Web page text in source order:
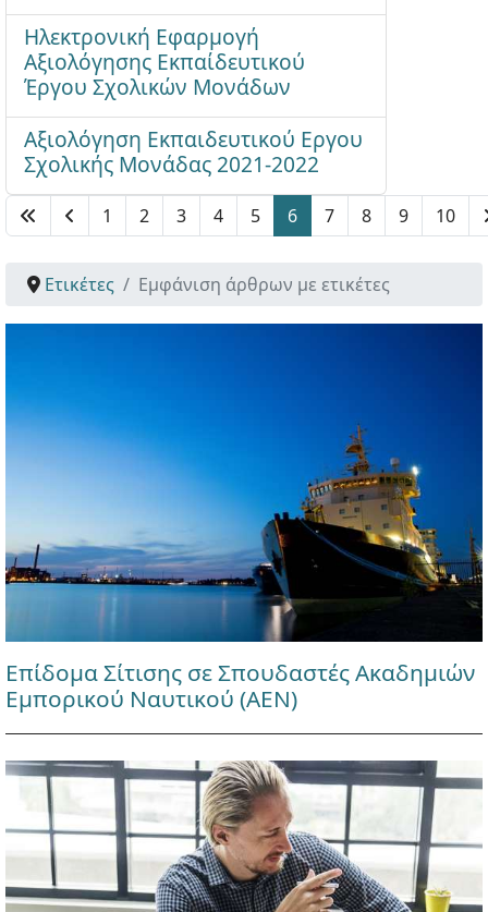
Ηλεκτρονική Εφαρμογή
Αξιολόγησης Εκπαίδευτικού
Έργου Σχολικών Μονάδων
Αξιολόγηση Εκπαιδευτικού Εργου
Σχολικής Μονάδας 2021-2022
Σελίδα 6 από 10
1 2 3 4 5 6 7 8 9 10
Ετικέτες Εμφάνιση άρθρων με ετικέτες
Επίδομα Σίτισης σε Σπουδαστές Ακαδημιών
Εμπορικού Ναυτικού (ΑΕΝ)